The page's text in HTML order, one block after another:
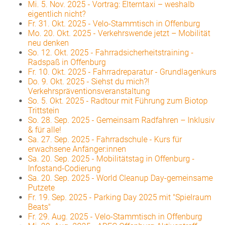
Mi. 5. Nov. 2025 - Vortrag: Elterntaxi – weshalb
eigentlich nicht?
Fr. 31. Okt. 2025 - Velo-Stammtisch in Offenburg
Mo. 20. Okt. 2025 - Verkehrswende jetzt – Mobilität
neu denken
So. 12. Okt. 2025 - Fahrradsicherheitstraining -
Radspaß in Offenburg
Fr. 10. Okt. 2025 - Fahrradreparatur - Grundlagenkurs
Do. 9. Okt. 2025 - Siehst du mich?!
Verkehrspräventionsveranstaltung
So. 5. Okt. 2025 - Radtour mit Führung zum Biotop
Trittstein
So. 28. Sep. 2025 - Gemeinsam Radfahren – Inklusiv
& für alle!
Sa. 27. Sep. 2025 - Fahrradschule - Kurs für
erwachsene Anfänger:innen
Sa. 20. Sep. 2025 - Mobilitätstag in Offenburg -
Infostand-Codierung
Sa. 20. Sep. 2025 - World Cleanup Day-gemeinsame
Putzete
Fr. 19. Sep. 2025 - Parking Day 2025 mit "Spielraum
Beats"
Fr. 29. Aug. 2025 - Velo-Stammtisch in Offenburg